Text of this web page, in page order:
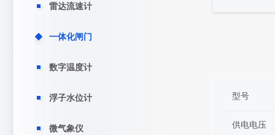
雷达流速计
一体化闸门
数字温度计
浮子水位计
微气象仪
型号
供电电压